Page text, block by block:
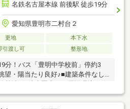
名鉄名古屋本線 前後駅 徒歩19分
愛知県豊明市二村台２
更地
本下水
引渡し可 整形地
分！バス「豊明中学校前」停約3
望・陽当たり良好♪■建築条件なし■
明中学校：徒歩約1分□セブンイレ
□アオキスーパー豊明店：徒歩約8